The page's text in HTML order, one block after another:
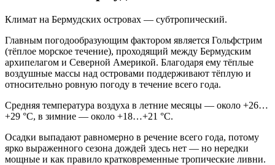
Климат на Бермудских островах — субтропический.
Главным погодообразующим фактором является Гольфстрим
(тёплое морское течение), проходящий между Бермудским
архипелагом и Северной Америкой. Благодаря ему тёплые
воздушные массы над островами поддерживают тёплую и
относительно ровную погоду в течение всего года.
Средняя температура воздуха в летние месяцы — около +26…
+29 °С, в зимние — около +18…+21 °С.
Осадки выпадают равномерно в речение всего года, потому
ярко выраженного сезона дождей здесь нет — но нередки
мощные и как правило кратковременные тропические ливни.